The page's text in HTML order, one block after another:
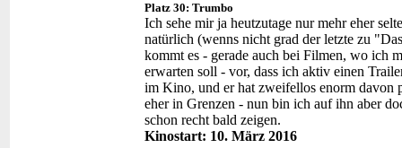
Platz 30: Trumbo
Ich sehe mir ja heutzutage nur mehr eher
natürlich (wenns nicht grad der letzte zu
kommt es - gerade auch bei Filmen, wo ich
erwarten soll - vor, dass ich aktiv einen
im Kino, und er hat zweifellos enorm davon
eher in Grenzen - nun bin ich auf ihn aber
schon recht bald zeigen.
Kinostart: 10. März 2016